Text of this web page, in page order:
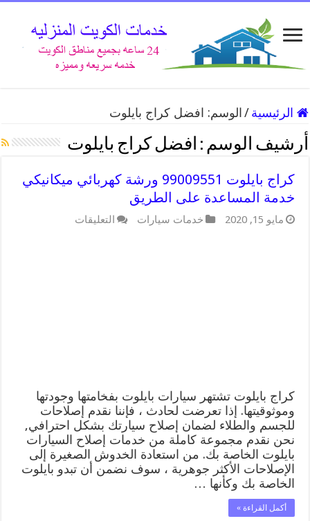
الرئيسية / الوسم: افضل كراج بايلوت
أرشيف الوسم : افضل كراج بايلوت
كراج بايلوت 99009551 ورشة كهربائي ميكانيكي
خدمة المساعدة على الطريق
مايو 15, 2020 خدمات سيارات التعليقات
كراج بايلوت تشتهر سيارات بايلوت بفخامتها وجودتها
وموثوقيتها. إذا تعرضت لحادث ، فإننا نقدم إصلاحات
للجسم والطلاء لضمان إصلاح سيارتك بشكل احترافي,
نحن نقدم مجموعة كاملة من خدمات إصلاح السيارات
بايلوت الخاصة بك. من استعادة الخدوش الصغيرة إلى
الإصلاحات الأكثر جوهرية ، سوف نضمن أن تبدو بايلوت
الخاصة بك وكأنها …
أكمل القراءة »